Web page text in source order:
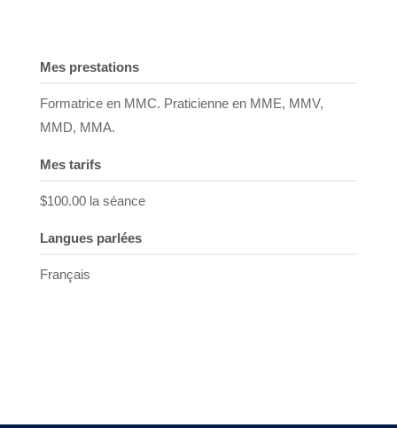
Mes prestations
Formatrice en MMC. Praticienne en MME, MMV,
MMD, MMA.
Mes tarifs
$100.00 la séance
Langues parlées
Français